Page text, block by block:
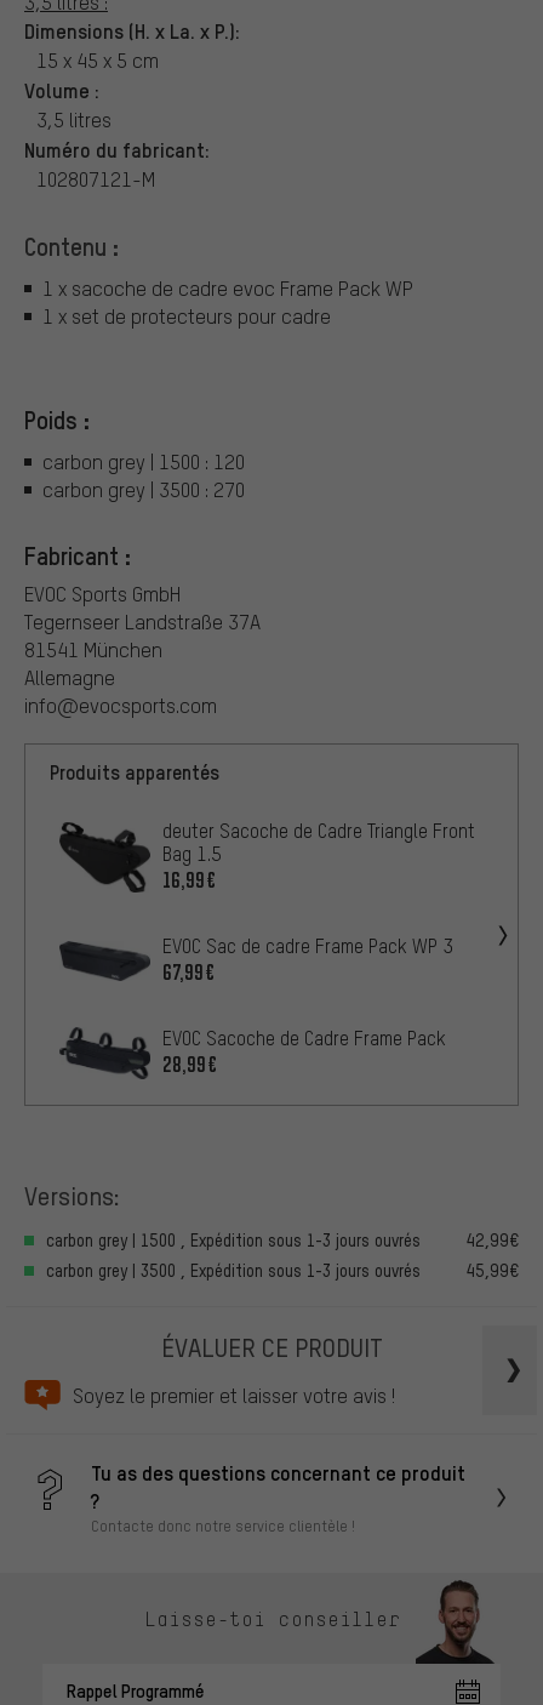
Dimensions (H. x La. x P.):
15 x 45 x 5 cm
Volume :
3,5 litres
Numéro du fabricant:
102807121-M
Contenu :
1 x sacoche de cadre evoc Frame Pack WP
1 x set de protecteurs pour cadre
Poids :
carbon grey | 1500 : 120
carbon grey | 3500 : 270
Fabricant :
EVOC Sports GmbH
Tegernseer Landstraße 37A
81541 München
Allemagne
info@evocsports.com
Produits apparentés
deuter Sacoche de Cadre Triangle Front
Bag 1.5
16,99€
EVOC Sac de cadre Frame Pack WP 3
67,99€
EVOC Sacoche de Cadre Frame Pack
28,99€
Versions:
carbon grey | 1500 , Expédition sous 1-3 jours ouvrés
42,99€
carbon grey | 3500 , Expédition sous 1-3 jours ouvrés
45,99€
ÉVALUER CE PRODUIT
Soyez le premier et laisser votre avis !
Tu as des questions concernant ce produit
?
Contacte donc notre service clientèle !
Laisse-toi conseiller
Rappel Programmé